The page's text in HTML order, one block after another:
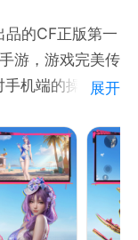
品的CF正版第一
游，游戏完美传
机端的操作特
和竞技对抗的热
展开